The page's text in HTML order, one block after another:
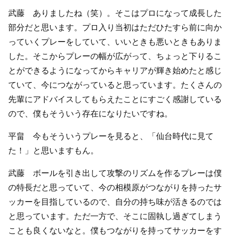
武藤 ありましたね（笑）。そこはプロになって成長した
部分だと思います。プロ入り当初はただひたすら前に向か
っていくプレーをしていて、いいときも悪いときもありま
した。そこからプレーの幅が広がって、ちょっと下りるこ
とができるようになってからキャリアが輝き始めたと感じ
ていて、今につながっていると思っています。たくさんの
先輩にアドバイスしてもらえたことにすごく感謝している
ので、僕もそういう存在になりたいですね。
平畠 今もそういうプレーを見ると、「仙台時代に見て
た！」と思いますもん。
武藤 ボールを引き出して攻撃のリズムを作るプレーは僕
の特長だと思っていて、今の相模原がつながりを持ったサ
ッカーを目指しているので、自分の持ち味が活きるのでは
と思っています。ただ一方で、そこに固執し過ぎてしまう
ことも良くないなと。僕もつながりを持ってサッカーをす